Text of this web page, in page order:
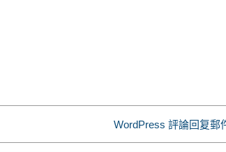
WordPress 評論回复郵